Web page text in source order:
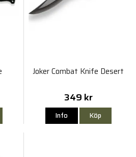
Joker Combat Knife Desert
349 kr
Info Köp